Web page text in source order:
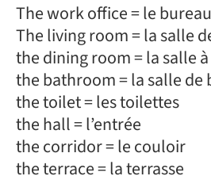
The work office = le bureau
The living room = la salle
the dining room = la salle
the bathroom = la salle de
the toilet = les toilettes
the hall = l’entrée
the corridor = le couloir
the terrace = la terrasse